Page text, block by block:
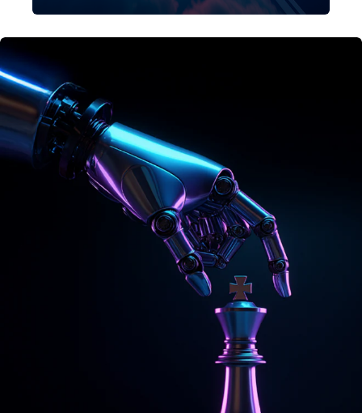
identifizieren, die es mit gezielten